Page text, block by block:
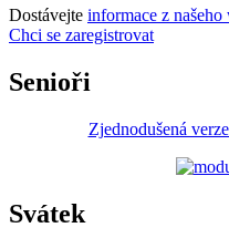
Dostávejte informace z našeho
Chci se zaregistrovat
Senioři
Zjednodušená
Svátek